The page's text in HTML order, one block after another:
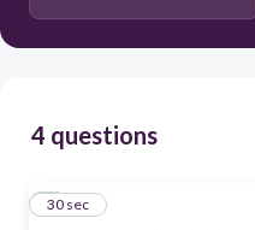
4 questions
1
30 sec